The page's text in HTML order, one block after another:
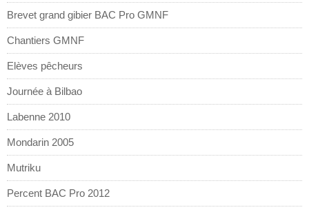
Brevet grand gibier BAC Pro GMNF
Chantiers GMNF
Elèves pêcheurs
Journée à Bilbao
Labenne 2010
Mondarin 2005
Mutriku
Percent BAC Pro 2012